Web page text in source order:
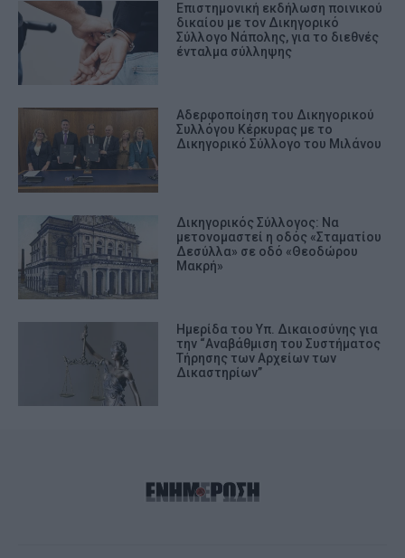
Επιστημονική εκδήλωση ποινικού
δικαίου με τον Δικηγορικό
Σύλλογο Νάπολης, για το διεθνές
ένταλμα σύλληψης
Αδερφοποίηση του Δικηγορικού
Συλλόγου Κέρκυρας με το
Δικηγορικό Σύλλογο του Μιλάνου
Δικηγορικός Σύλλογος: Να
μετονομαστεί η οδός «Σταματίου
Δεσύλλα» σε οδό «Θεοδώρου
Μακρή»
Ημερίδα του Υπ. Δικαιοσύνης για
την “Αναβάθμιση του Συστήματος
Τήρησης των Αρχείων των
Δικαστηρίων”